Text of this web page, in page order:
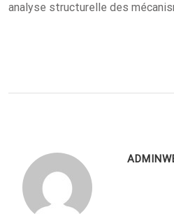
analyse structurelle des